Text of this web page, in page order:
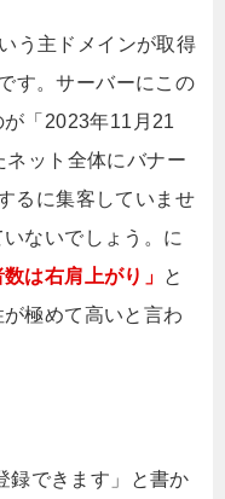
う主ドメインが取得
す。サーバーにこの
が「2023年11月21
ネット全体にバナー
るに集客していませ
ないでしょう。に
数は右肩上がり」 と
極めて高いと言わ
録できます」と書か